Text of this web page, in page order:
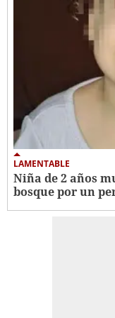
LAMENTABLE
Niña de 2 años
bosque por un